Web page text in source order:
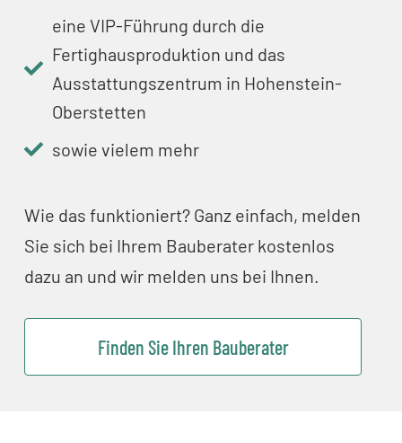
eine VIP-Führung durch die
Fertighausproduktion und das
Ausstattungszentrum in Hohenstein-
Oberstetten
sowie vielem mehr
Wie das funktioniert? Ganz einfach, melden
Sie sich bei Ihrem Bauberater kostenlos
dazu an und wir melden uns bei Ihnen.
Finden Sie Ihren Bauberater